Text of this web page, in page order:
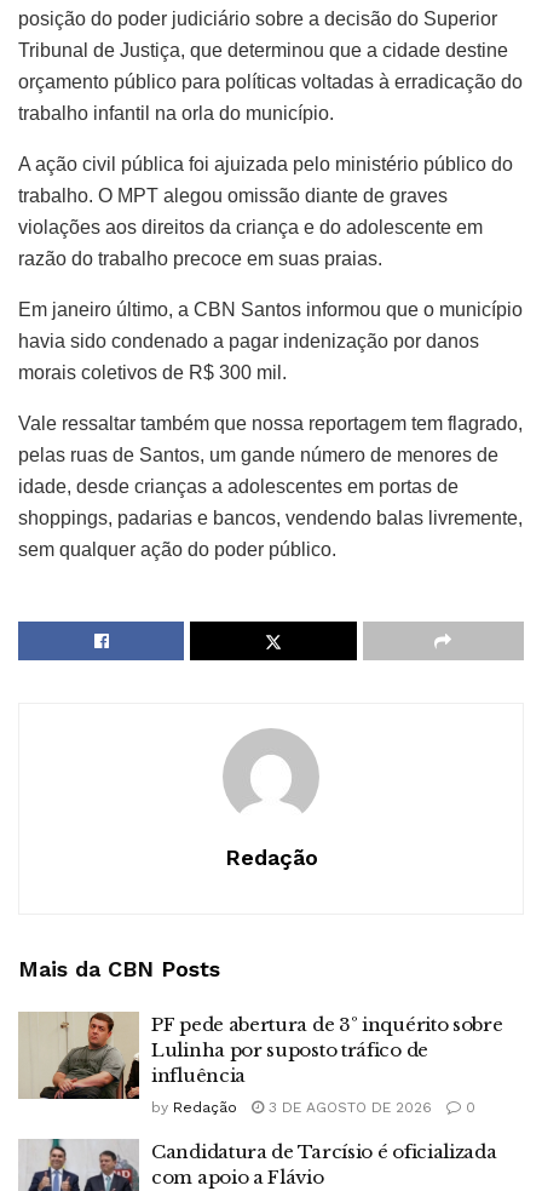
posição do poder judiciário sobre a decisão do Superior
Tribunal de Justiça, que determinou que a cidade destine
orçamento público para políticas voltadas à erradicação do
trabalho infantil na orla do município.
A ação civil pública foi ajuizada pelo ministério público do
trabalho. O MPT alegou omissão diante de graves
violações aos direitos da criança e do adolescente em
razão do trabalho precoce em suas praias.
Em janeiro último, a CBN Santos informou que o município
havia sido condenado a pagar indenização por danos
morais coletivos de R$ 300 mil.
Vale ressaltar também que nossa reportagem tem flagrado,
pelas ruas de Santos, um gande número de menores de
idade, desde crianças a adolescentes em portas de
shoppings, padarias e bancos, vendendo balas livremente,
sem qualquer ação do poder público.
Redação
Mais da CBN Posts
PF pede abertura de 3º inquérito sobre
Lulinha por suposto tráfico de
influência
by Redação 3 DE AGOSTO DE 2026 0
Candidatura de Tarcísio é oficializada
com apoio a Flávio